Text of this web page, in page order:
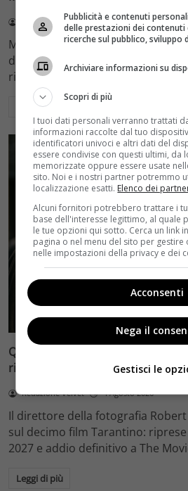
Redazione Velvet 4 Agosto 2026
Mediaset sceglie di mantenere
della Fortuna nell'access prime
rinviando a dicembre il debutto di
Leggi di più
Quentin Tarantino e il decimo
rivela riprese forse nel 2027 e
Redazione Velvet 4 Agosto 2026
Il direttore della fotografia
sul decimo film Tarantino:
2027 e addio definitivo a The
Leggi di più
Pubblicità e contenuti
delle prestazioni dei contenuti
ricerche sul pubblico, sviluppo
Archiviare informazioni su
Scopri di più
I tuoi dati personali verranno trattati
informazioni raccolte dal tuo
identificatori univoci e altri dati del
essere condivise con questi ultimi, da
memorizzate oppure essere usate
sito. Noi e i nostri partner potremmo
localizzazione esatti. Elenco dei
Alcuni fornitori potrebbero trattare i
base dell'interesse legittimo, al quale
le tue opzioni qui sotto. Cerca un link
pagina o nel menu del sito per gestire
nelle impostazioni della privacy e dei
Acconsenti
Nega il
Gestisci le